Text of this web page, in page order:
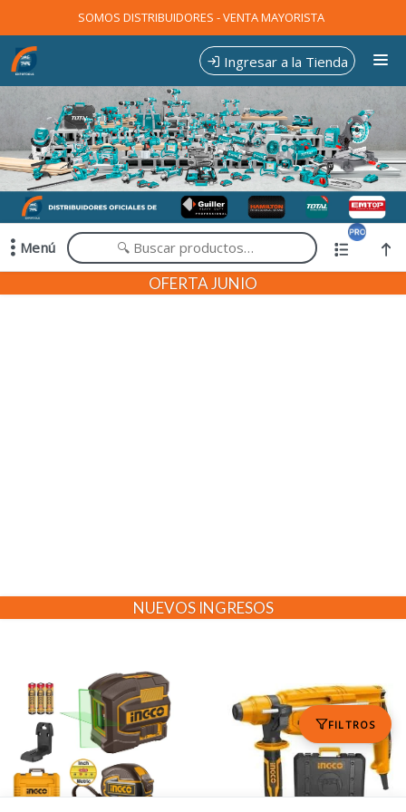
SOMOS DISTRIBUIDORES - VENTA MAYORISTA
Ingresar a la Tienda
CÓMO COMPRAR
CONTACTO
Menú
Comprá online productos de en EXPOTOOLS
FILTROS
OFERTA JUNIO
NUEVOS INGRESOS